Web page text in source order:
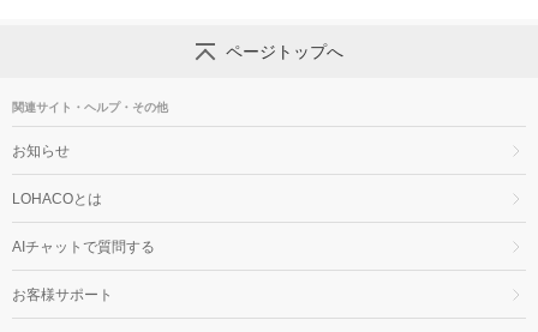
ページトップへ
関連サイト・ヘルプ・その他
お知らせ
LOHACOとは
AIチャットで質問する
お客様サポート